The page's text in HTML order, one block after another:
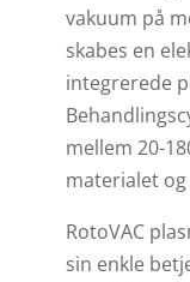
vakuum på
skabes en
integrerede
mellem 20-
materialet
RotoVAC
sin enkle